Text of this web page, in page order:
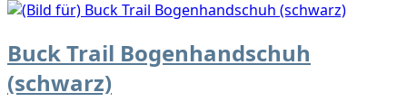
Buck Trail Bogenhandschuh
(schwarz)